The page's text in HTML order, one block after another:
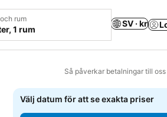
rum
1 rum
SV · kr
Så påverkar betalningar till
till i Mina Favoriter
Välj datum för att se exakta priser